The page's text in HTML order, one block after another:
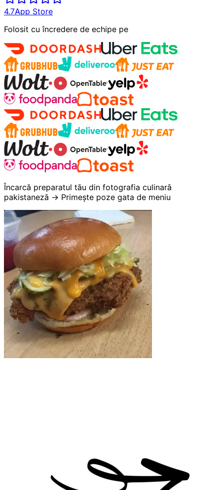
4.7App Store
Folosit cu încredere de echipe pe
Încarcă preparatul tău din fotografia culinară
pakistaneză → Primește poze gata de meniu